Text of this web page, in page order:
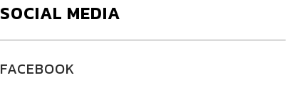
SOCIAL MEDIA
FACEBOOK